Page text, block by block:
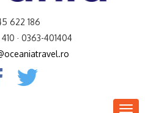
622 186
· 0363-401404